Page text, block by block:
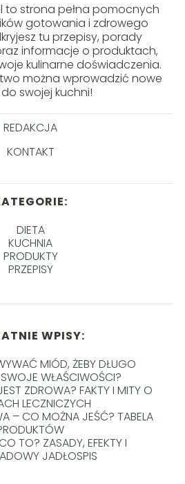
to strona pełna pomocnych
gotowania i zdrowego
tu przepisy, porady
informacje o produktach,
kulinarne doświadczenia.
można wprowadzić nowe
swojej kuchni!
REDAKCJA
KONTAKT
DIETA
KUCHNIA
PRODUKTY
PRZEPISY
WPISY:
MIÓD, ŻEBY DŁUGO
WŁAŚCIWOŚCI?
ZDROWA? FAKTY I MITY O
LECZNICZYCH
– CO MOŻNA JEŚĆ? TABELA
TO? ZASADY, EFEKTY I
JADŁOSPIS